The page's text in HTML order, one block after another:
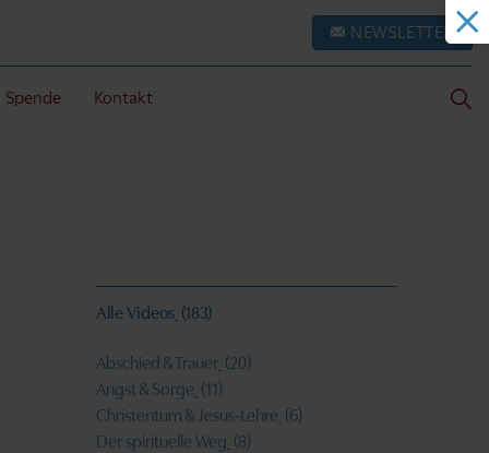
Spende Kontakt
NEWSLETTER
Alle Videos (183)
Abschied & Trauer (20)
Angst & Sorge (11)
Christentum & Jesus-Lehre (6)
Der spirituelle Weg (8)